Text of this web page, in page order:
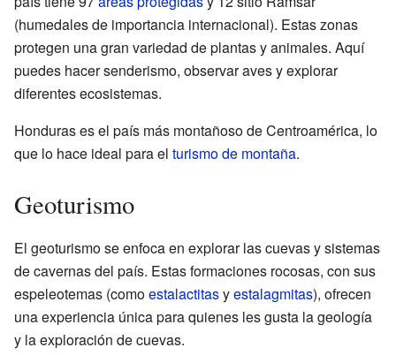
(humedales de importancia internacional). Estas zonas
protegen una gran variedad de plantas y animales. Aquí
puedes hacer senderismo, observar aves y explorar
diferentes ecosistemas.
Honduras es el país más montañoso de Centroamérica, lo
que lo hace ideal para el turismo de montaña.
Geoturismo
El geoturismo se enfoca en explorar las cuevas y sistemas
de cavernas del país. Estas formaciones rocosas, con sus
espeleotemas (comoestalactitasyestalagmitas), ofrecen
una experiencia única para quienes les gusta la geología
y la exploración de cuevas.